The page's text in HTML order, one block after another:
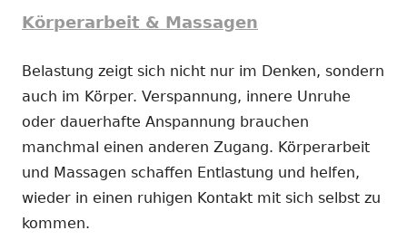
Körperarbeit & Massagen
Belastung zeigt sich nicht nur im Denken, sondern
auch im Körper. Verspannung, innere Unruhe
oder dauerhafte Anspannung brauchen
manchmal einen anderen Zugang. Körperarbeit
und Massagen schaffen Entlastung und helfen,
wieder in einen ruhigen Kontakt mit sich selbst zu
kommen.